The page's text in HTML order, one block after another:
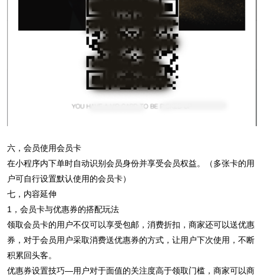
六，会员使用会员卡
在小程序内下单时自动识别会员身份并享受会员权益。（多张卡的用
户可自行设置默认使用的会员卡）
七，内容延伸
1，会员卡与优惠券的搭配玩法
领取会员卡的用户不仅可以享受包邮，消费折扣，商家还可以送优惠
券，对于会员用户采取消费送优惠券的方式，让用户下次使用，不断
积累回头客。
优惠券设置技巧—用户对于面值的关注度高于领取门槛，商家可以商